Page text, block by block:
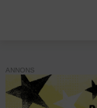
ANNONS